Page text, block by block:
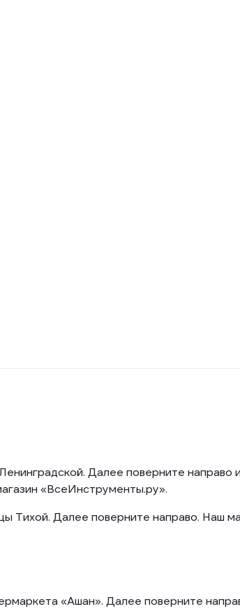
Далее поверните
«ВсеИнструменты.ру».
Тихой. Далее поверните направо. Наш
«Ашан». Далее поверните